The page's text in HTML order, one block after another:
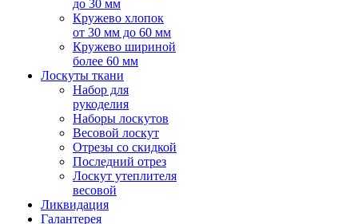
до 30 мм
Кружево хлопок
от 30 мм до 60 мм
Кружево шириной
более 60 мм
Лоскуты ткани
Набор для
рукоделия
Наборы лоскутов
Весовой лоскут
Отрезы со скидкой
Последний отрез
Лоскут утеплителя
весовой
Ликвидация
Галантерея